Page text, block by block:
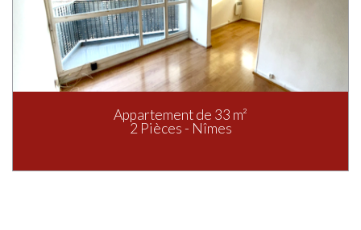
Appartement de 33 m²
2 Pièces - Nîmes